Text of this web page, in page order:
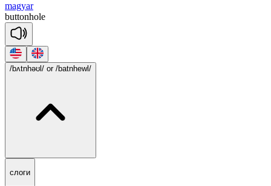
magyar
buttonhole
/bʌtnhəʊl/ or /batnhewl/
слоги